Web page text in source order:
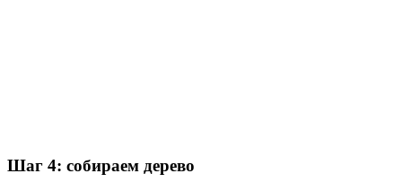
Шаг 4: собираем дерево